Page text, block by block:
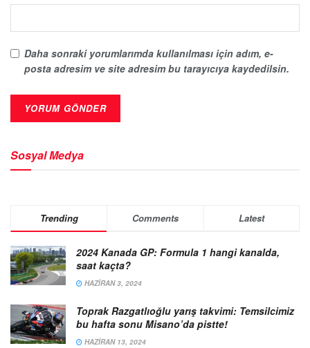
Daha sonraki yorumlarımda kullanılması için adım, e-
posta adresim ve site adresim bu tarayıcıya kaydedilsin.
Sosyal Medya
Trending Comments Latest
2024 Kanada GP: Formula 1 hangi kanalda,
saat kaçta?
HAZIRAN 3, 2024
Toprak Razgatlıoğlu yarış takvimi: Temsilcimiz
bu hafta sonu Misano’da pistte!
HAZIRAN 13, 2024